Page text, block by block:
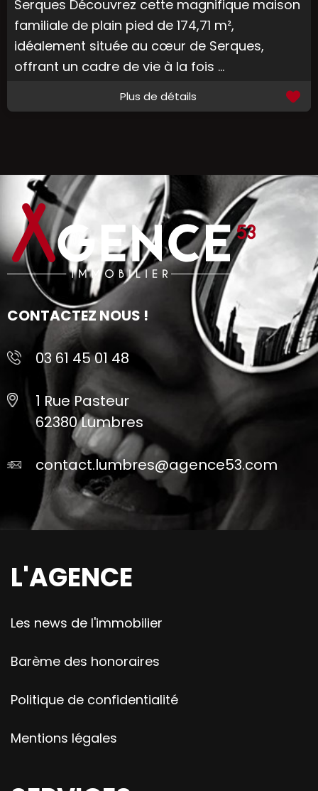
Serques Découvrez cette magnifique maison
familiale de plain pied de 174,71 m²,
idéalement située au cœur de Serques,
offrant un cadre de vie à la fois ...
Plus de détails
CONTACTEZ NOUS !
03 61 45 01 48
1 Rue Pasteur
62380 Lumbres
contact.lumbres@agence53.com
L'AGENCE
Les news de l'immobilier
Barème des honoraires
Politique de confidentialité
Mentions légales